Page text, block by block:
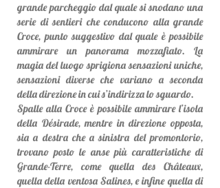
grande parcheggio dal quale si snodano una
serie di sentieri che conducono alla grande
Croce, punto suggestivo dal quale è possibile
ammirare un panorama mozzafiato. La
magia del luogo sprigiona sensazioni uniche,
sensazioni diverse che variano a seconda
della direzione in cui s’indirizza lo sguardo.
Spalle alla Croce è possibile ammirare l’isola
della Désirade, mentre in direzione opposta,
sia a destra che a sinistra del promontorio,
trovano posto le anse più caratteristiche di
Grande-Terre, come quella des Châteaux,
quella della ventosa Salines, e infine quella di